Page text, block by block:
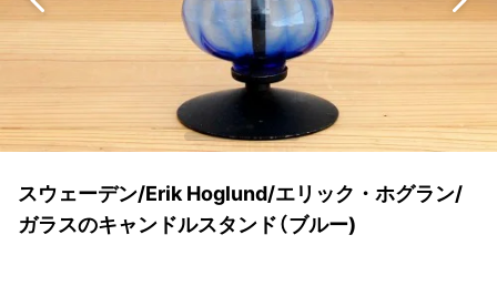
スウェーデン/Erik Hoglund/エリック・ホグラン/
ガラスのキャンドルスタンド（ブルー)